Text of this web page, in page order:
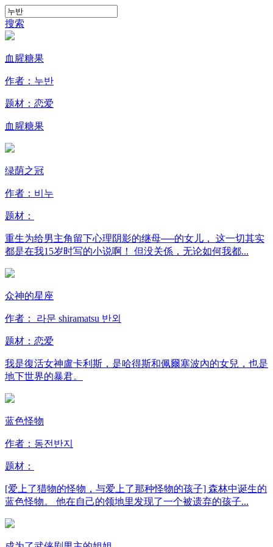
搜索
血腥糖果
作者：누반
题材： 恋爱
血腥糖果
绿荫之冠
作者：비누
题材：
重生为给男主角留下心理阴影的继母──的女儿， 这一切其实
都是在我15岁时写的小说啊！ 但没关係，无论如何我都...
众神的星座
作者： 라문 shiramatsu 반외
题材： 恋爱
我是復活女神盧卡利斯，是哈得斯和佩爾塞波內的女兒，也是
地下世界的暴君。
蓝色怪物
作者：동전반지
题材：
[爱上了猎物的怪物，与爱上了那种怪物的孩子] 森林中诞生的
蓝色怪物。 他在自己的领地里发现了一个被遗弃的孩子...